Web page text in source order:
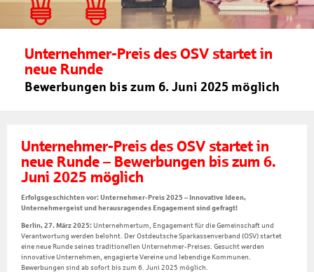
Unternehmer-Preis des OSV startet in
neue Runde
Bewerbungen bis zum 6. Juni 2025 möglich
Unternehmer-Preis des OSV startet in
neue Runde – Bewerbungen bis zum 6.
Juni 2025 möglich
Erfolgsgeschichten vor: Unternehmer-Preis 2025 – Innovative Ideen,
Unternehmergeist und herausragendes Engagement sind gefragt!
Berlin, 27. März 2025: Unternehmertum, Engagement für die Gemeinschaft und
Verantwortung werden belohnt. Der Ostdeutsche Sparkassenverband (OSV) startet
eine neue Runde seines traditionellen Unternehmer-Preises. Gesucht werden
innovative Unternehmen, engagierte Vereine und lebendige Kommunen.
Bewerbungen sind ab sofort bis zum 6. Juni 2025 möglich.